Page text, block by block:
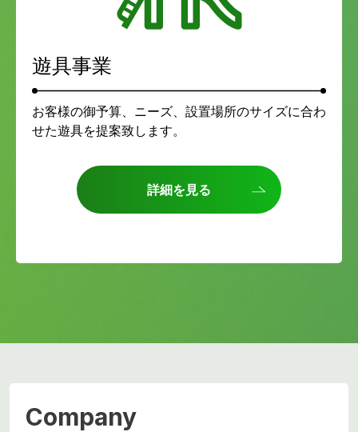
遊具事業
お客様の御予算、ニーズ、設置場所のサイズに合わ
せた遊具を提案致します。
詳細を見る
Company